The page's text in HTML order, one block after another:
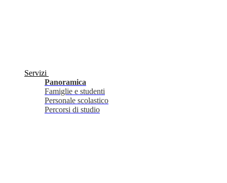
Servizi
Panoramica
Famiglie e studenti
Personale scolastico
Percorsi di studio